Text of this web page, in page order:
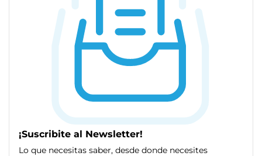
¡Suscribite al Newsletter!
Lo que necesitas saber, desde donde necesites